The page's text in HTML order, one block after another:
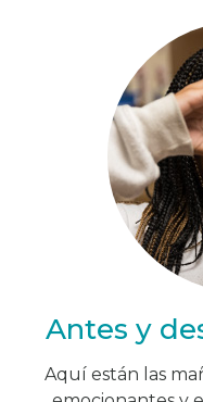
Antes y
Aquí están las